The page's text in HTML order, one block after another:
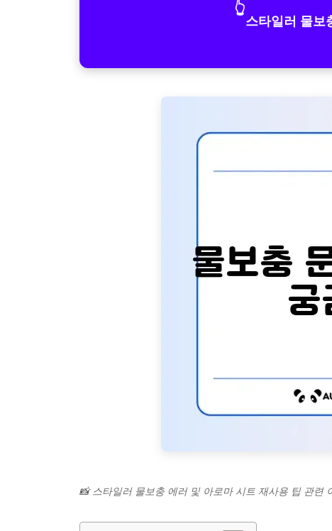
👆
스타일러 물보
📸 스타일러 물보충 에러 및 아로마 시트 재사용 팁 관련